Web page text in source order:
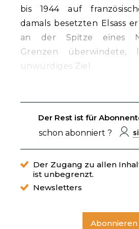
bis 1944 auf
damals besetzten Elsass
an der Spitze eines
Grenzen
unwürdiges Ziel.
Der Rest ist für
schon abonniert ?
Der Zugang zu allen
ist unbegrenzt.
Newsletters
Abonnieren